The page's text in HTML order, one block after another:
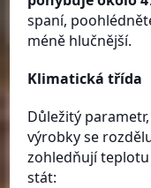
spaní,
méně hlučnější.
Klimatická třída
Důležitý
výrobky se
zohledňují
stát: